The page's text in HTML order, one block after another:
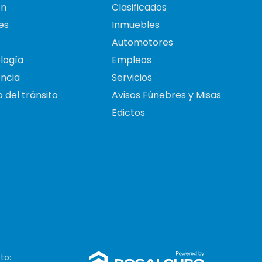
del tránsito
Clasificados
Inmuebles
Automotores
Empleos
Servicios
Avisos Fúnebres y Misas
Edictos